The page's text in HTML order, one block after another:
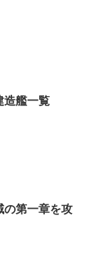
造艦一覧
の第一章を攻